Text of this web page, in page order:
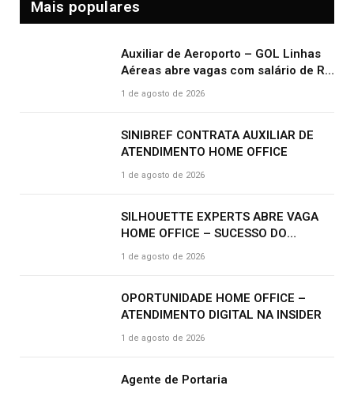
Mais populares
Auxiliar de Aeroporto – GOL Linhas
Aéreas abre vagas com salário de R$
2.000,00 e benefícios atrativos
1 de agosto de 2026
SINIBREF CONTRATA AUXILIAR DE
ATENDIMENTO HOME OFFICE
1 de agosto de 2026
SILHOUETTE EXPERTS ABRE VAGA
HOME OFFICE – SUCESSO DO
CLIENTE | R$ 2.500
1 de agosto de 2026
OPORTUNIDADE HOME OFFICE –
ATENDIMENTO DIGITAL NA INSIDER
1 de agosto de 2026
Agente de Portaria